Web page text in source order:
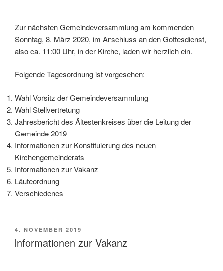
Zur nächsten Gemeindeversammlung am kommenden
Sonntag, 8. März 2020, im Anschluss an den Gottesdienst,
also ca. 11:00 Uhr, in der Kirche, laden wir herzlich ein.
Folgende Tagesordnung ist vorgesehen:
Wahl Vorsitz der Gemeindeversammlung
Wahl Stellvertretung
Jahresbericht des Ältestenkreises über die Leitung der
Gemeinde 2019
Informationen zur Konstituierung des neuen
Kirchengemeinderats
Informationen zur Vakanz
Läuteordnung
Verschiedenes
VERÖFFENTLICHT
AM
4. NOVEMBER 2019
Informationen zur Vakanz